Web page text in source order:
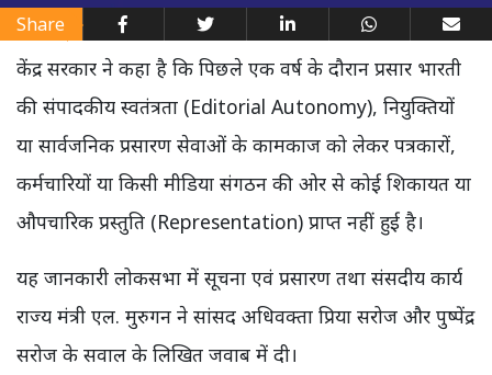
Share
केंद्र सरकार ने कहा है कि पिछले एक वर्ष के दौरान प्रसार भारती
की संपादकीय स्वतंत्रता (Editorial Autonomy), नियुक्तियों
या सार्वजनिक प्रसारण सेवाओं के कामकाज को लेकर पत्रकारों,
कर्मचारियों या किसी मीडिया संगठन की ओर से कोई शिकायत या
औपचारिक प्रस्तुति (Representation) प्राप्त नहीं हुई है।
यह जानकारी लोकसभा में सूचना एवं प्रसारण तथा संसदीय कार्य
राज्य मंत्री एल. मुरुगन ने सांसद अधिवक्ता प्रिया सरोज और पुष्पेंद्र
सरोज के सवाल के लिखित जवाब में दी।